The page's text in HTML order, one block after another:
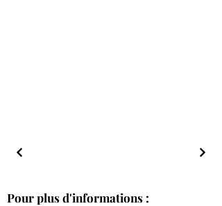
Pour plus d'informations :